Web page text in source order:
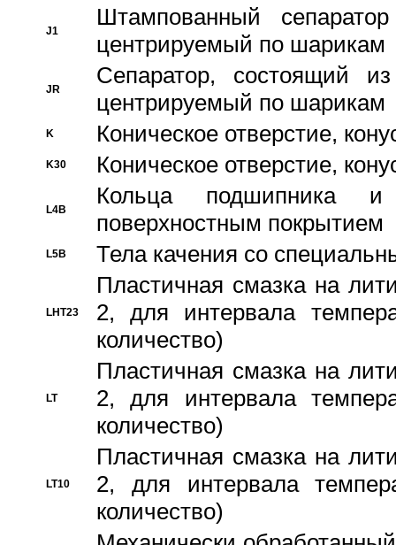
J1
Штампованный
центрируемый по шарикам
JR
Сепаратор, состоящий
центрируемый по шарикам
K Коническое отверстие,
K30 Коническое отверстие,
L4B
Кольца подшипника
поверхностным покрытием
L5B Тела качения со
LHT23
Пластичная смазка на
2, для интервала
количество)
LT
Пластичная смазка на
2, для интервала
количество)
LT10
Пластичная смазка на
2, для интервала
количество)